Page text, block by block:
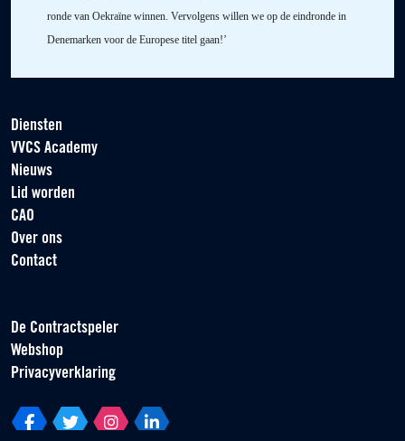
ronde van Oekraïne winnen. Vervolgens willen we op de eindronde in
Denemarken voor de Europese titel gaan!’
Diensten
VVCS Academy
Nieuws
Lid worden
CAO
Over ons
Contact
De Contractspeler
Webshop
Privacyverklaring